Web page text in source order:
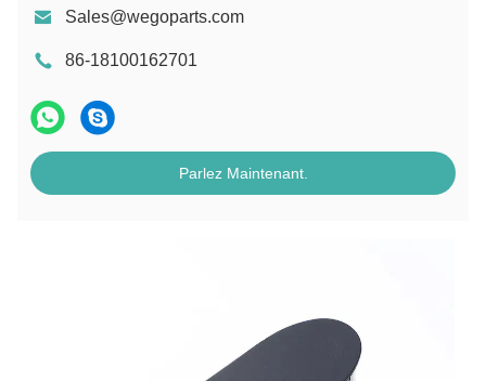
Sales@wegoparts.com
86-18100162701
Parlez Maintenant.